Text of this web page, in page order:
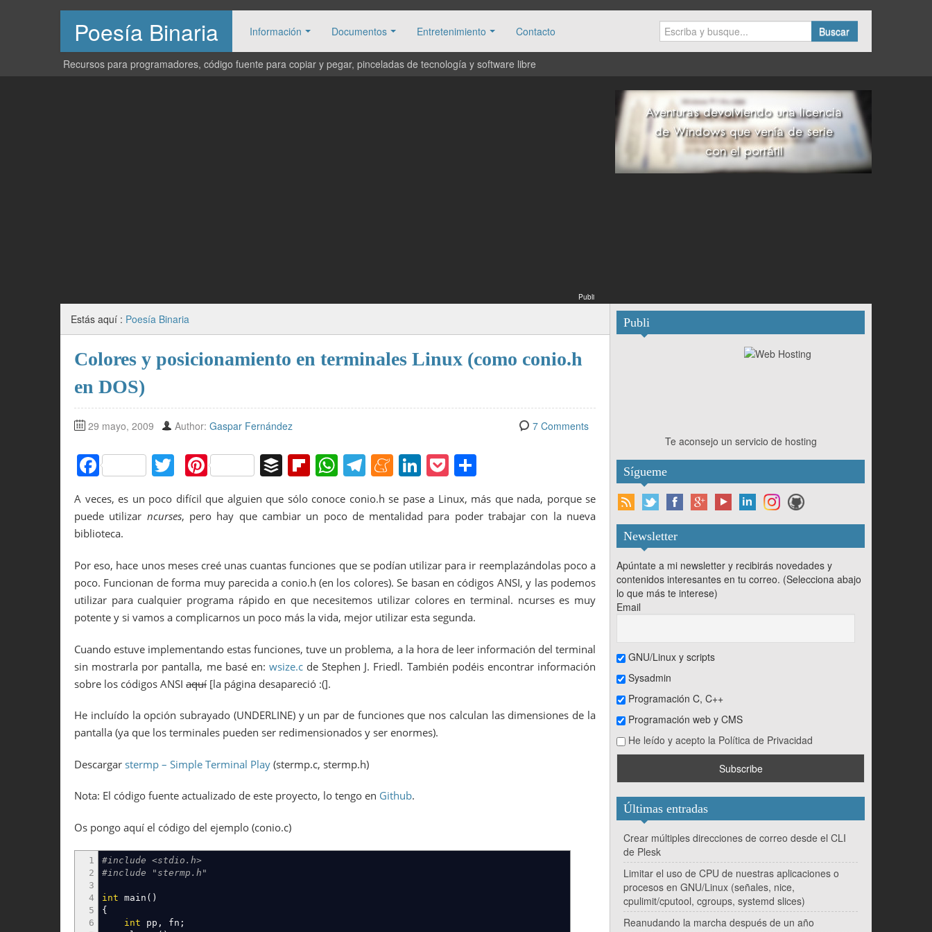
Poesía Binaria Información Documentos Entretenimiento Contacto Buscar
Recursos para programadores, código fuente para copiar y pegar, pinceladas de tecnología y software libre
Publi
Estás aquí : Poesía Binaria
Colores y posicionamiento en terminales Linux (como conio.h
en DOS)
29 mayo, 2009 Author: Gaspar Fernández 7 Comments
F
c
e
o
o
k
T
w
itt
er
Pi
er
st
B
uf
f
Fl
b
ar
d
W
at
p
p
T
el
e
m
M
n
a
m
e
Li
k
e
dI
n
P
ck
et
o
m
tir
A veces, es un poco difícil que alguien que sólo conoce conio.h se pase a Linux, más que nada, porque se
puede utilizar ncurses, pero hay que cambiar un poco de mentalidad para poder trabajar con la nueva
biblioteca.
Por eso, hace unos meses creé unas cuantas funciones que se podían utilizar para ir reemplazándolas poco a
poco. Funcionan de forma muy parecida a conio.h (en los colores). Se basan en códigos ANSI, y las podemos
utilizar para cualquier programa rápido en que necesitemos utilizar colores en terminal. ncurses es muy
potente y si vamos a complicarnos un poco más la vida, mejor utilizar esta segunda.
Cuando estuve implementando estas funciones, tuve un problema, a la hora de leer información del terminal
sin mostrarla por pantalla, me basé en: wsize.cde Stephen J. Friedl. También podéis encontrar información
sobre los códigos ANSI aquí [la página desapareció :(].
He incluído la opción subrayado (UNDERLINE) y un par de funciones que nos calculan las dimensiones de la
pantalla (ya que los terminales pueden ser redimensionados y ser enormes).
Descargar stermp – Simple Terminal Play (stermp.c, stermp.h)
Nota: El código fuente actualizado de este proyecto, lo tengo en Github.
Os pongo aquí el código del ejemplo (conio.c)
1
2
3
4
5
6
#include <stdio.h>
#include "stermp.h"
int main ( )
{
int pp , fn ;
Publi
Te aconsejo un servicio de hosting
Sígueme
Newsletter
Apúntate a mi newsletter y recibirás novedades y
contenidos interesantes en tu correo. (Selecciona abajo
lo que más te interese)
Email
GNU/Linux y scripts
Sysadmin
Programación C, C++
Programación web y CMS
He leído y acepto la Política de Privacidad
Últimas entradas
Crear múltiples direcciones de correo desde el CLI
de Plesk
Limitar el uso de CPU de nuestras aplicaciones o
procesos en GNU/Linux (señales, nice,
cpulimit/cputool, cgroups, systemd slices)
Reanudando la marcha después de un año